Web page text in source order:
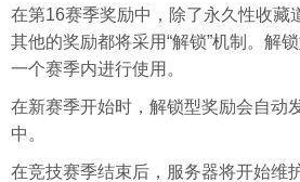
在第16赛季奖励中，除了永久性收藏
其他的奖励都将采用“解锁”机制。解
一个赛季内进行使用。
在新赛季开始时，解锁型奖励会自动
中。
在竞技赛季结束后，服务器将开始维